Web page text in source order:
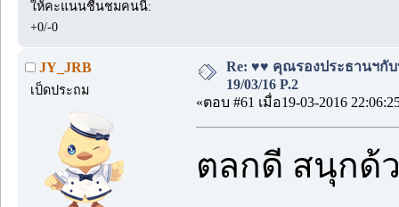
ให้คะแนนชื่นชมคนนี้:
+0/-0
JY_JRB
เป็ดประถม
Re: ♥♥ คุณรองประธานฯกั
19/03/16 P.2
«ตอบ #61 เมื่อ19-03-2016
ตลกดี สนุกด้